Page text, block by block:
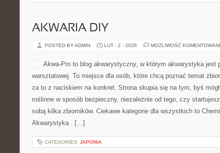
AKWARIA DIY
POSTED BY ADMIN LUT - 2 - 2026 MOŻLIWOŚĆ
Akwa-Pro to blog akwarystyczny, w którym akwarystyka jest
warsztatowej. To miejsce dla osób, które chcą poznać temat
za to z naciskiem na konkret. Strona skupia się na tym, byś
roślinne w sposób bezpieczny, niezależnie od tego, czy
sobą kilka zbiorników. Ciekawe kategorie dla wszystkich to
Akwarystyka . […]
CATEGORIES: JAPONIA